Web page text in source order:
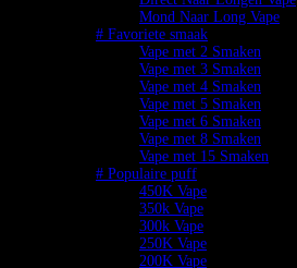
Mond Naar Long Vape
# Favoriete smaak
Vape met 2 Smaken
Vape met 3 Smaken
Vape met 4 Smaken
Vape met 5 Smaken
Vape met 6 Smaken
Vape met 8 Smaken
Vape met 15 Smaken
# Populaire puff
450K Vape
350k Vape
300k Vape
250K Vape
200K Vape